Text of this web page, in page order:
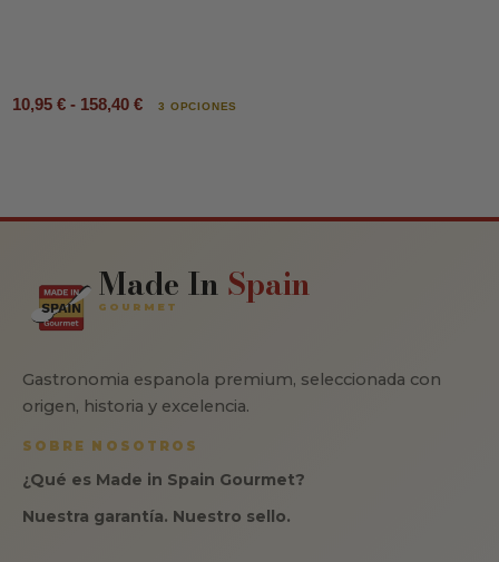
10,95 € - 158,40 € 3 OPCIONES
Made In Spain
GOURMET
Gastronomia espanola premium, seleccionada con
origen, historia y excelencia.
SOBRE NOSOTROS
¿Qué es Made in Spain Gourmet?
Nuestra garantía. Nuestro sello.